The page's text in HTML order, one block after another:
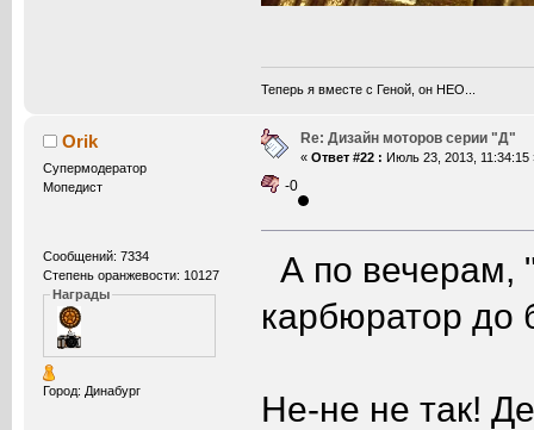
Теперь я вместе с Геной, он НЕО...
Orik
Супермодератор
Мопедист
Сообщений: 7334
Степень оранжевости: 10127
Награды
Город: Динабург
Re: Дизайн моторов серии "Д"
« Ответ #22 : Июль 23, 2013, 11:34:15
-0
А по вечерам,
карбюратор до
Не-не не так!